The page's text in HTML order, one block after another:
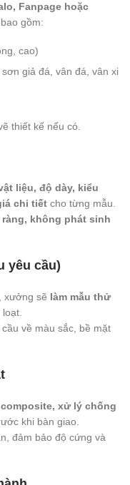
Fanpage hoặc
, bao gồm:
cao)
giả đá, vân đá, vân xi
thiết kế nếu có.
liệu, độ dày, kiểu
chi tiết cho từng mẫu.
không phát sinh
yêu cầu)
xưởng sẽ làm mẫu thử
về màu sắc, bề mặt
xử lý chống
khi bàn giao.
đảm bảo độ cứng và